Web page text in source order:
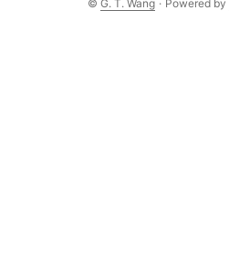
© G. T. Wang · Powered by